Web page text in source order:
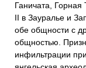
Ганичата,
II в Зауралье и
обе общности с
общностью.
инфильтрации